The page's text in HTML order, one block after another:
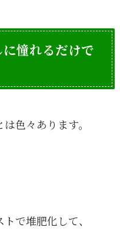
憧れるだけで
色々あります。
で堆肥化して、